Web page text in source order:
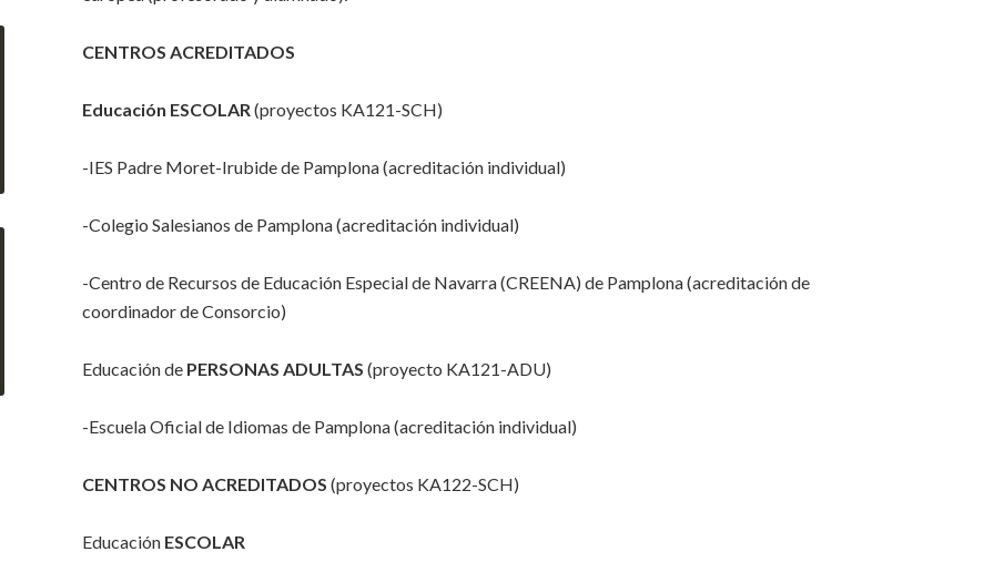
CENTROS ACREDITADOS
Educación ESCOLAR(proyectos KA121-SCH)
-IES Padre Moret-Irubide de Pamplona (acreditación individual)
-Colegio Salesianos de Pamplona (acreditación individual)
-Centro de Recursos de Educación Especial de Navarra (CREENA) de Pamplona (acreditación de
coordinador de Consorcio)
Educación de PERSONAS ADULTAS (proyecto KA121-ADU)
-Escuela Oficial de Idiomas de Pamplona (acreditación individual)
CENTROS NO ACREDITADOS (proyectos KA122-SCH)
Educación ESCOLAR